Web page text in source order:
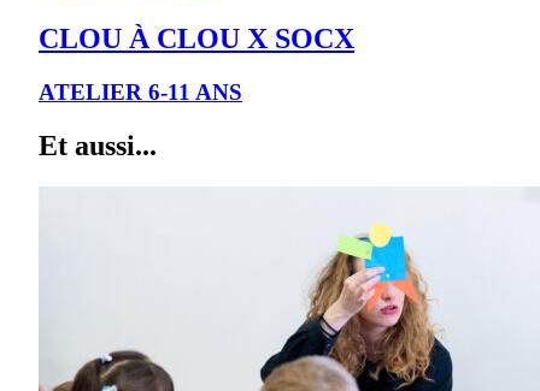
CLOU À CLOU X SOCX
ATELIER 6-11 ANS
Et aussi...